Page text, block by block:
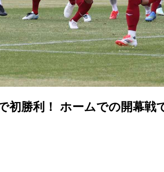
初勝利！ ホームでの開幕戦